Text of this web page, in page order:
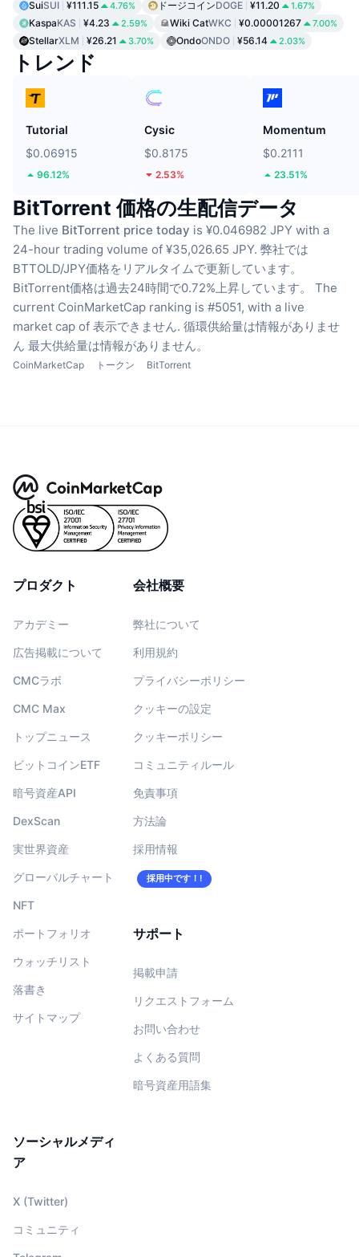
SuiSUI ¥111.15 4.76% ドージコインDOGE ¥11.20 1.67%
KaspaKAS ¥4.23 2.59% Wiki CatWKC ¥0.00001267 7.00%
StellarXLM ¥26.21 3.70% OndoONDO ¥56.14 2.03%
トレンド
Tutorial
$0.06915
96.12%
Cysic
$0.8175
2.53%
Momentum
$0.2111
23.51%
BitTorrent 価格の生配信データ
The live BitTorrent price today is ¥0.046982 JPY with a
24-hour trading volume of ¥35,026.65 JPY. 弊社では
BTTOLD/JPY価格をリアルタイムで更新しています。
BitTorrent価格は過去24時間で0.72%上昇しています。
The
current CoinMarketCap ranking is #5051, with a live
market cap of 表示できません. 循環供給量は情報がありませ
ん 最大供給量は情報がありません。
CoinMarketCap トークン BitTorrent
プロダクト
アカデミー
広告掲載について
CMCラボ
CMC Max
トップニュース
ビットコインETF
暗号資産API
DexScan
実世界資産
グローバルチャート
NFT
ポートフォリオ
ウォッチリスト
落書き
サイトマップ
会社概要
弊社について
利用規約
プライバシーポリシー
クッキーの設定
クッキーポリシー
コミュニティルール
免責事項
方法論
採用情報
採用中です！!
サポート
掲載申請
リクエストフォーム
お問い合わせ
よくある質問
暗号資産用語集
ソーシャルメディ
ア
X (Twitter)
コミュニティ